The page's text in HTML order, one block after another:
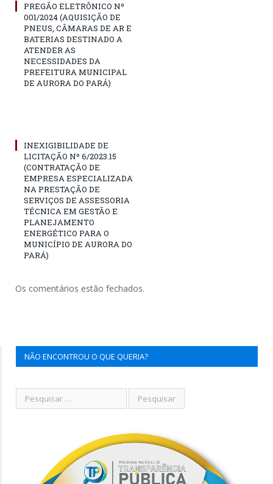
PREGÃO ELETRÔNICO Nº
001/2024 (AQUISIÇÃO DE
PNEUS, CÂMARAS DE AR E
BATERIAS DESTINADO A
ATENDER AS
NECESSIDADES DA
PREFEITURA MUNICIPAL
DE AURORA DO PARÁ)
INEXIGIBILIDADE DE
LICITAÇÃO Nº 6/2023.15
(CONTRATAÇÃO DE
EMPRESA ESPECIALIZADA
NA PRESTAÇÃO DE
SERVIÇOS DE ASSESSORIA
TÉCNICA EM GESTÃO E
PLANEJAMENTO
ENERGÉTICO PARA O
MUNICÍPIO DE AURORA DO
PARÁ)
Os comentários estão fechados.
NÃO ENCONTROU O QUE QUERIA?